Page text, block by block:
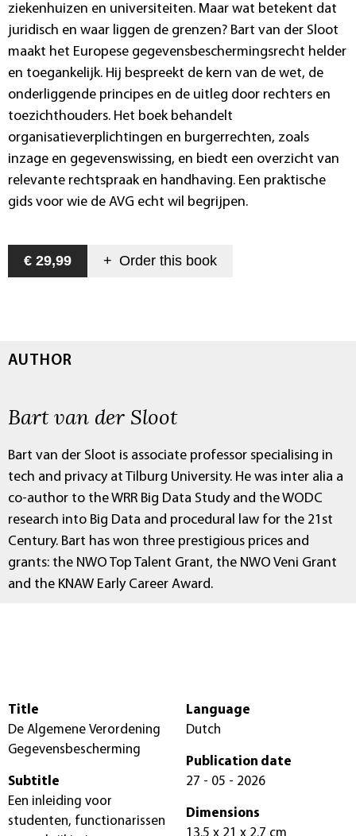
ziekenhuizen en universiteiten. Maar wat betekent dat
juridisch en waar liggen de grenzen? Bart van der Sloot
maakt het Europese gegevensbeschermingsrecht helder
en toegankelijk. Hij bespreekt de kern van de wet, de
onderliggende principes en de uitleg door rechters en
toezichthouders. Het boek behandelt
organisatieverplichtingen en burgerrechten, zoals
inzage en gegevenswissing, en biedt een overzicht van
relevante rechtspraak en handhaving. Een praktische
gids voor wie de AVG echt wil begrijpen.
€ 29,99 + Order this book
AUTHOR
Bart van der Sloot
Bart van der Sloot is associate professor specialising in
tech and privacy at Tilburg University. He was inter alia a
co-author to the WRR Big Data Study and the WODC
research into Big Data and procedural law for the 21st
Century. Bart has won three prestigious prices and
grants: the NWO Top Talent Grant, the NWO Veni Grant
and the KNAW Early Career Award.
Title
De Algemene Verordening
Gegevensbescherming
Subtitle
Een inleiding voor
studenten, functionarissen
Language
Dutch
Publication date
27 - 05 - 2026
Dimensions
13.5 x 21 x 2.7 cm